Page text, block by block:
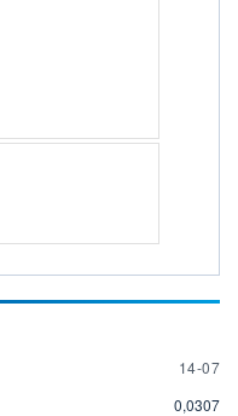
14 JULY
14-07
0,0307